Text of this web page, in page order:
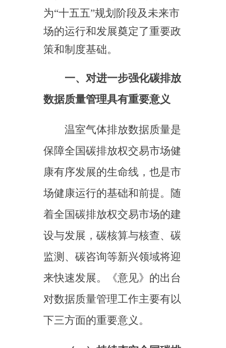
一、对进一步强化碳排放
数据质量管理具有重要意义
保障全国碳排放权交易市场健
康有序发展的生命线，也是市
着全国碳排放权交易市场的建
设与发展，碳核算与核查、碳
监测、碳咨询等新兴领域将迎
来快速发展。《意见》的出台
对数据质量管理工作主要有以
下三方面的重要意义。
（一）持续夯实全国碳排
放权交易市场数据高质量管理
当前，全国碳排放权交易
市场已构建起“法规+部门规章